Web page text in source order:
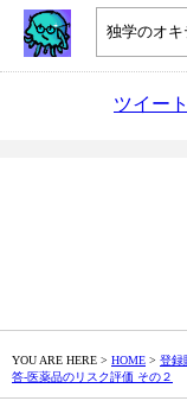
ツイート
YOU ARE HERE > HOME > 登録
答‐医薬品のリスク評価 その２